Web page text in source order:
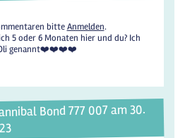
bitteAnmelden.
5 oder 6 Monaten hier und du? Ich
Oli genannt❤️❤️❤️❤️
Bond 777 007 am 30.